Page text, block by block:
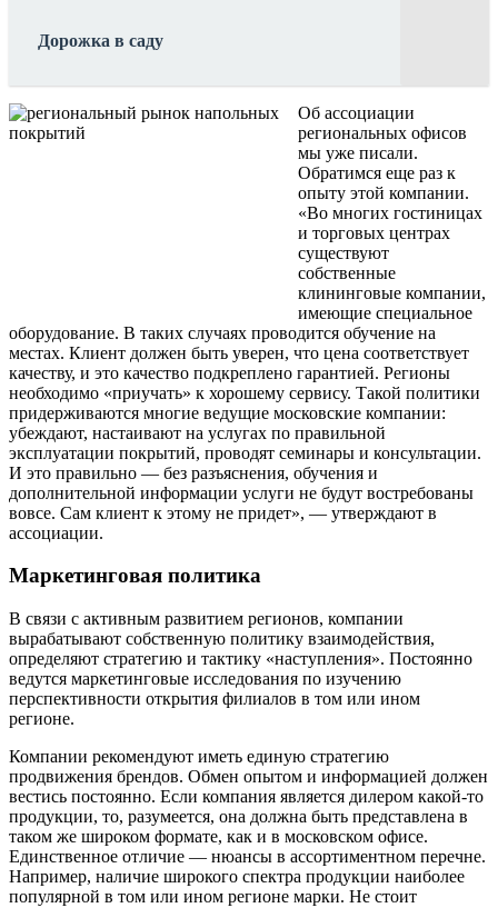
Дорожка в саду
Об ассоциации
региональных офисов
мы уже писали.
Обратимся еще раз к
опыту этой компании.
«Во многих гостиницах
и торговых центрах
существуют
собственные
клининговые компании,
имеющие специальное
оборудование. В таких случаях проводится обучение на
местах. Клиент должен быть уверен, что цена соответствует
качеству, и это качество подкреплено гарантией. Регионы
необходимо «приучать» к хорошему сервису. Такой политики
придерживаются многие ведущие московские компании:
убеждают, настаивают на услугах по правильной
эксплуатации покрытий, проводят семинары и консультации.
И это правильно — без разъяснения, обучения и
дополнительной информации услуги не будут востребованы
вовсе. Сам клиент к этому не придет», — утверждают в
ассоциации.
Маркетинговая политика
В связи с активным развитием регионов, компании
вырабатывают собственную политику взаимодействия,
определяют стратегию и тактику «наступления». Постоянно
ведутся маркетинговые исследования по изучению
перспективности открытия филиалов в том или ином
регионе.
Компании рекомендуют иметь единую стратегию
продвижения брендов. Обмен опытом и информацией должен
вестись постоянно. Если компания является дилером какой-то
продукции, то, разумеется, она должна быть представлена в
таком же широком формате, как и в московском офисе.
Единственное отличие — нюансы в ассортиментном перечне.
Например, наличие широкого спектра продукции наиболее
популярной в том или ином регионе марки. Не стоит